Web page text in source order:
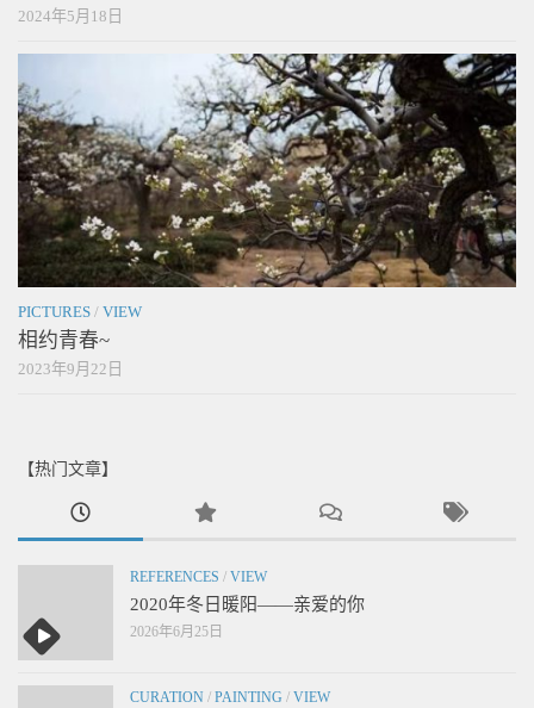
2024年5月18日
PICTURES / VIEW
相约青春~
2023年9月22日
【热门文章】
REFERENCES / VIEW
2020年冬日暖阳——亲爱的你
2026年6月25日
CURATION / PAINTING / VIEW